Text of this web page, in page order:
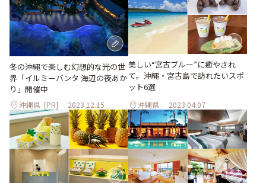
冬の沖縄で楽しむ幻想的な光の世
界「イルミーバンタ 海辺の夜あか
り」開催中
沖縄県 [PR] 2023.12.15
美しい“宮古ブルー”に癒やされ
て。沖縄・宮古島で訪れたいスポ
ット6選
沖縄県 2023.04.07